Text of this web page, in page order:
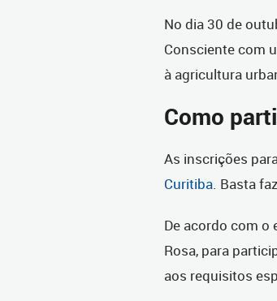
No dia 30 de
Consciente com
à agricultura
Como
As inscrições
Curitiba. Basta
De acordo com o
Rosa, para
aos requisitos